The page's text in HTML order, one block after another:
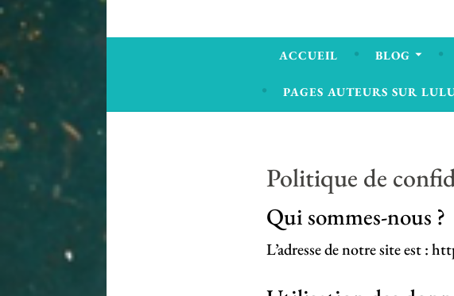
ACCUEIL BLOG
PAGES AUTEURS SUR
Politique de
Qui sommes-nous ?
L’adresse de notre site est :